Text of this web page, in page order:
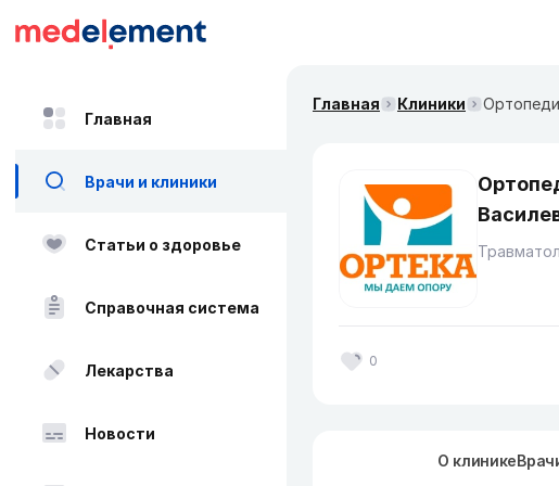
Главная
Врачи и клиники
Статьи о здоровье
Справочная система
Лекарства
Новости
Главная Клиники
0
О клинике